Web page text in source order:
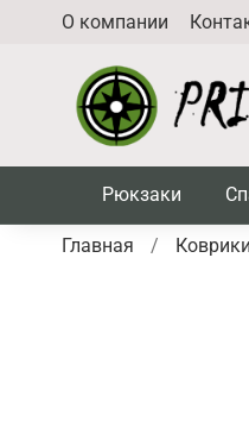
О компании
Рюкзаки
Главная